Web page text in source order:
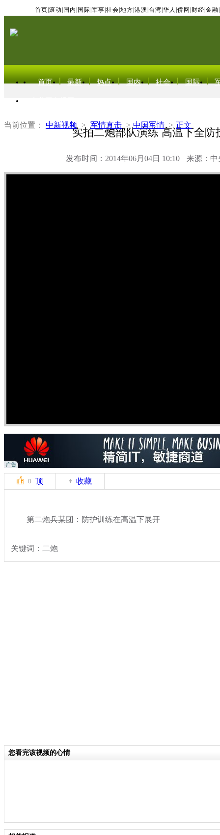
首页 滚动 国内 国际 军事 社会 地方 港澳 台湾 华人 侨网 财经 金融
首页 最新 热点 国内 社会 国际
当前位置： 中新视频 > 军情直击 > 中国军情 > 正文
实拍二炮部队演练 高温下全防
发布时间：2014年06月04日 10:10 来源：中
0 顶 收藏
第二炮兵某团：防护训练在高温下展开
关键词：二炮
您看完该视频的心情